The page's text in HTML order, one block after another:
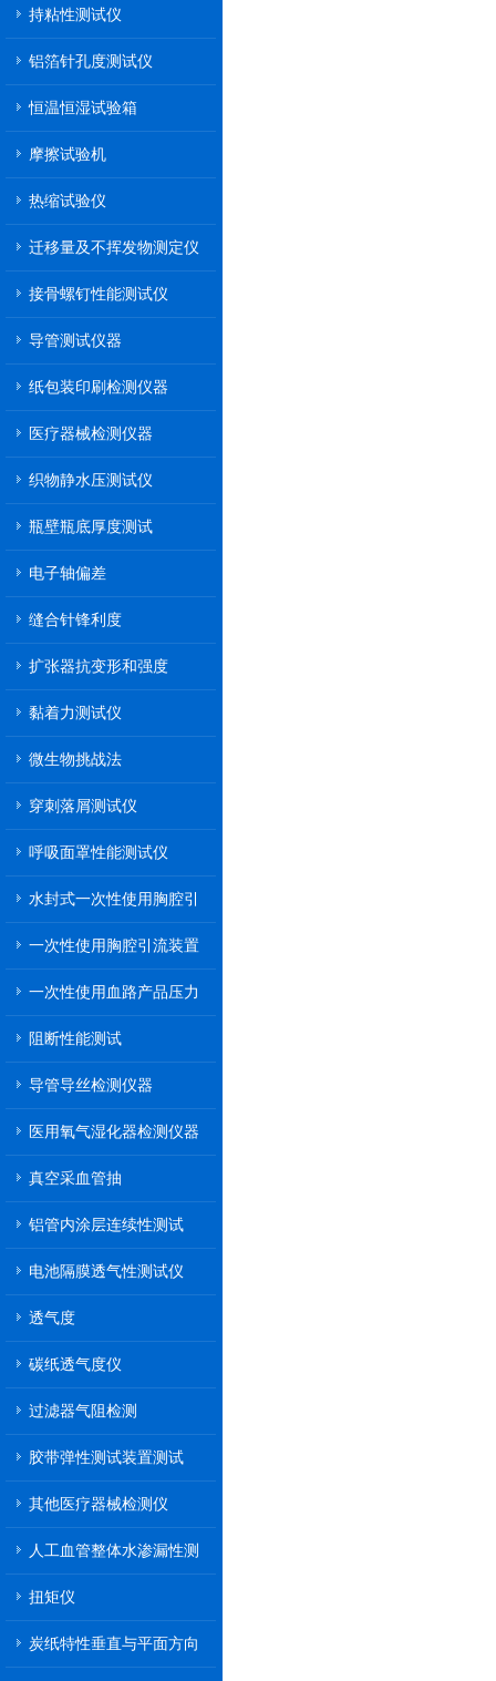
持粘性测试仪
铝箔针孔度测试仪
恒温恒湿试验箱
摩擦试验机
热缩试验仪
迁移量及不挥发物测定仪
接骨螺钉性能测试仪
导管测试仪器
纸包装印刷检测仪器
医疗器械检测仪器
织物静水压测试仪
瓶壁瓶底厚度测试
电子轴偏差
缝合针锋利度
扩张器抗变形和强度
黏着力测试仪
微生物挑战法
穿刺落屑测试仪
呼吸面罩性能测试仪
水封式一次性使用胸腔引
一次性使用胸腔引流装置
一次性使用血路产品压力
阻断性能测试
导管导丝检测仪器
医用氧气湿化器检测仪器
真空采血管抽
铝管内涂层连续性测试
电池隔膜透气性测试仪
透气度
碳纸透气度仪
过滤器气阻检测
胶带弹性测试装置测试
其他医疗器械检测仪
人工血管整体水渗漏性测
扭矩仪
炭纸特性垂直与平面方向